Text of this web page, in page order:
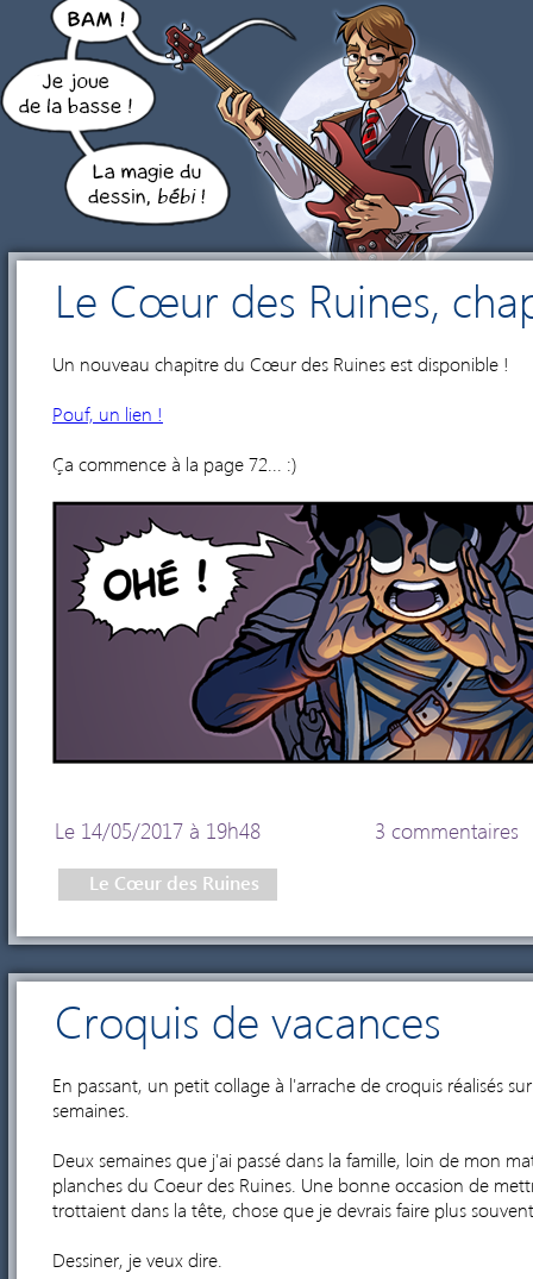
Le Cœur des Ruines,
Un nouveau chapitre du Cœur des Ruines est disponible !
Pouf, un lien !
Ça commence à la page 72... :)
Le 14/05/2017 à 19h48 3 commentaires
Le Cœur des Ruines
Croquis de vacances
En passant, un petit collage à l'arrache de croquis réalisés
semaines.
Deux semaines que j'ai passé dans la famille, loin de mon
planches du Coeur des Ruines. Une bonne occasion de
trottaient dans la tête, chose que je devrais faire plus
Dessiner, je veux dire.